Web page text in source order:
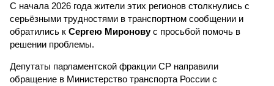
С начала 2026 года жители этих регионов столкнулись с
серьёзными трудностями в транспортном сообщении и
обратились к Сергею Мироновус просьбой помочь в
решении проблемы.
Депутаты парламентской фракции СР направили
обращение в Министерство транспорта России с